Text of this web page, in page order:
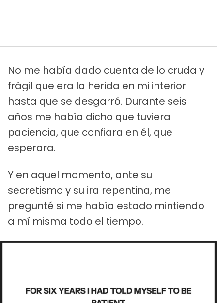
No me había dado cuenta de lo cruda y
frágil que era la herida en mi interior
hasta que se desgarró. Durante seis
años me había dicho que tuviera
paciencia, que confiara en él, que
esperara.
Y en aquel momento, ante su
secretismo y su ira repentina, me
pregunté si me había estado mintiendo
a mí misma todo el tiempo.